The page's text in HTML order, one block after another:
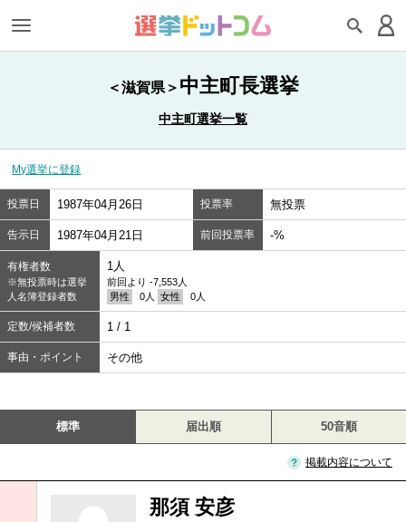
＜滋賀県＞ 中主町長選挙
中主町選挙一覧
My選挙に登録
投票日 1987年04月26日 投票率 無投票
告示日 1987年04月21日 前回投票率 -%
有権者数
※無投票時は選挙
人名簿登録者数
1人
前回より -7,553人
男性
0人 女性 0人
定数/候補者数 1 / 1
事由・ポイント その他
標準 届出順 50音順
掲載内容について
那須 安彦